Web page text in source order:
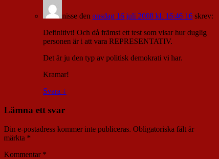
nisse den onsdag 16 juli 2008 kl. 16:46 16 skrev:
Definitivt! Och då främst ett test som visar hur duglig
personen är i att vara REPRESENTATIV.
Det är ju den typ av politisk demokrati vi har.
Kramar!
Svara ↓
Lämna ett svar
Din e-postadress kommer inte publiceras. Obligatoriska fält är
märkta *
Kommentar *